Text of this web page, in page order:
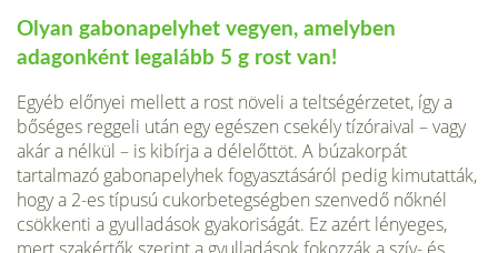
Olyan gabonapelyhet vegyen, amelyben
adagonként legalább 5 g rost van!
Egyéb előnyei mellett a rost növeli a teltségérzetet, így a
bőséges reggeli után egy egészen csekély tízóraival – vagy
akár a nélkül – is kibírja a délelőttöt. A búzakorpát
tartalmazó gabonapelyhek fogyasztásáról pedig kimutatták,
hogy a 2-es típusú cukorbetegségben szenvedő nőknél
csökkenti a gyulladások gya­koriságát. Ez azért lényeges,